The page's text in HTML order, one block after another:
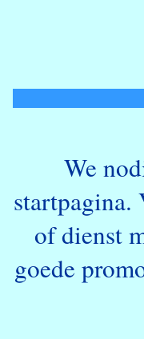
We
startpagina.
of dienst
goede